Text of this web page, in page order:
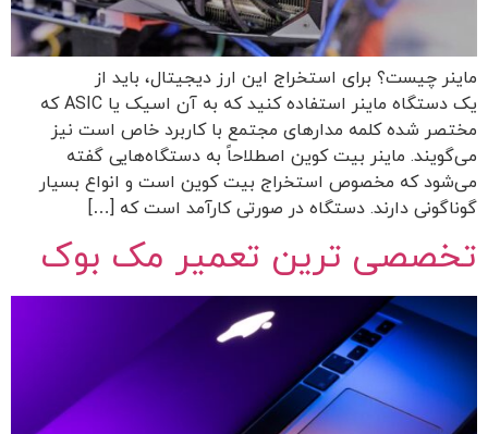
ماینر چیست؟ برای استخراج این ارز دیجیتال، باید از
یک دستگاه ماینر استفاده کنید که به آن اسیک یا ASIC که
مختصر شده کلمه مدارهای مجتمع با کاربرد خاص است نیز
می‌گویند. ماینر بیت کوین اصطلاحاً به دستگاه‌هایی گفته
می‌شود که مخصوص استخراج بیت کوین است و انواع بسیار
گوناگونی دارند. دستگاه در صورتی کارآمد است که […]
تخصصی ترین تعمیر مک بوک